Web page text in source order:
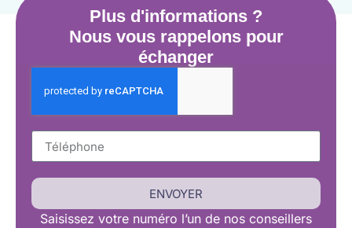
Plus d'informations ?
Nous vous rappelons pour
échanger
ENVOYER
Saisissez votre numéro l’un de nos conseillers